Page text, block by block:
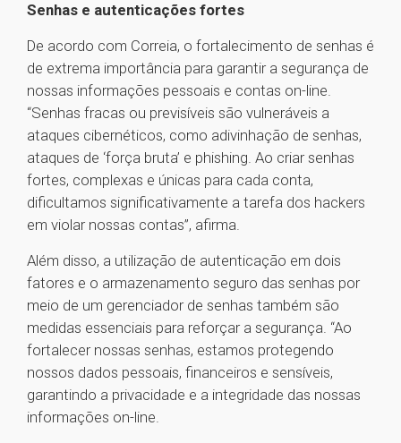
Senhas e autenticações fortes
De acordo com Correia, o fortalecimento de senhas é
de extrema importância para garantir a segurança de
nossas informações pessoais e contas on-line.
“Senhas fracas ou previsíveis são vulneráveis a
ataques cibernéticos, como adivinhação de senhas,
ataques de ‘força bruta’ e phishing. Ao criar senhas
fortes, complexas e únicas para cada conta,
dificultamos significativamente a tarefa dos hackers
em violar nossas contas”, afirma.
Além disso, a utilização de autenticação em dois
fatores e o armazenamento seguro das senhas por
meio de um gerenciador de senhas também são
medidas essenciais para reforçar a segurança. “Ao
fortalecer nossas senhas, estamos protegendo
nossos dados pessoais, financeiros e sensíveis,
garantindo a privacidade e a integridade das nossas
informações on-line.